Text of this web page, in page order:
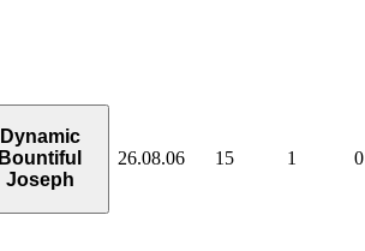
Dynamic
Bountiful
Joseph
26.08.06 15 1 0